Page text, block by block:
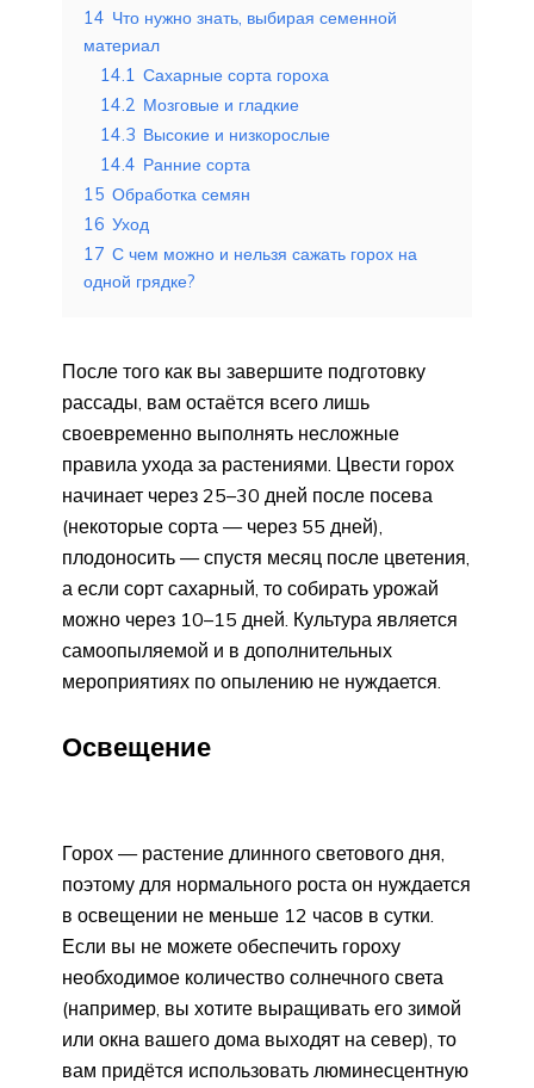
14 Что нужно знать, выбирая семенной
материал
14.1 Сахарные сорта гороха
14.2 Мозговые и гладкие
14.3 Высокие и низкорослые
14.4 Ранние сорта
15 Обработка семян
16 Уход
17 С чем можно и нельзя сажать горох на
одной грядке?
После того как вы завершите подготовку
рассады, вам остаётся всего лишь
своевременно выполнять несложные
правила ухода за растениями. Цвести горох
начинает через 25–30 дней после посева
(некоторые сорта — через 55 дней),
плодоносить — спустя месяц после цветения,
а если сорт сахарный, то собирать урожай
можно через 10–15 дней. Культура является
самоопыляемой и в дополнительных
мероприятиях по опылению не нуждается.
Освещение
Горох — растение длинного светового дня,
поэтому для нормального роста он нуждается
в освещении не меньше 12 часов в сутки.
Если вы не можете обеспечить гороху
необходимое количество солнечного света
(например, вы хотите выращивать его зимой
или окна вашего дома выходят на север), то
вам придётся использовать люминесцентную